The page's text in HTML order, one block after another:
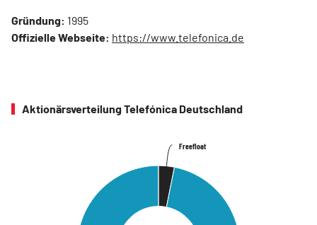
Gründung: 1995
Offizielle Webseite: https://www.telefonica.de
Aktionärsverteilung Telefónica Deutschland
Freefloat
Freefloat